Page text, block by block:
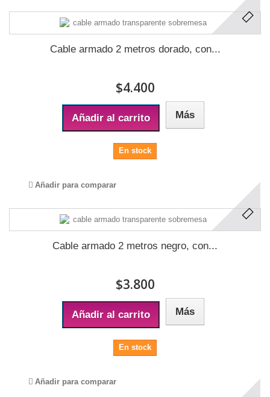
Cable armado 2 metros dorado, con...
$4.400
Añadir al carrito Más
En stock
Añadir para comparar
Cable armado 2 metros negro, con...
$3.800
Añadir al carrito Más
En stock
Añadir para comparar